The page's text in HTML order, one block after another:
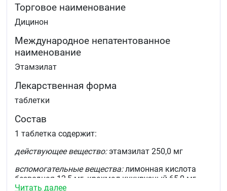
Торговое наименование
Дицинон
Международное непатентованное
наименование
Этамзилат
Лекарственная форма
таблетки
Состав
1 таблетка содержит:
действующее вещество:этамзилат 250,0 мг
вспомогательные вещества:лимонная кислота
безводная 12,5 мг, крахмал кукурузный 65,0 мг,
повидон К25 10,0 мг, магния стеарат 2,0 мг,
Читать далее